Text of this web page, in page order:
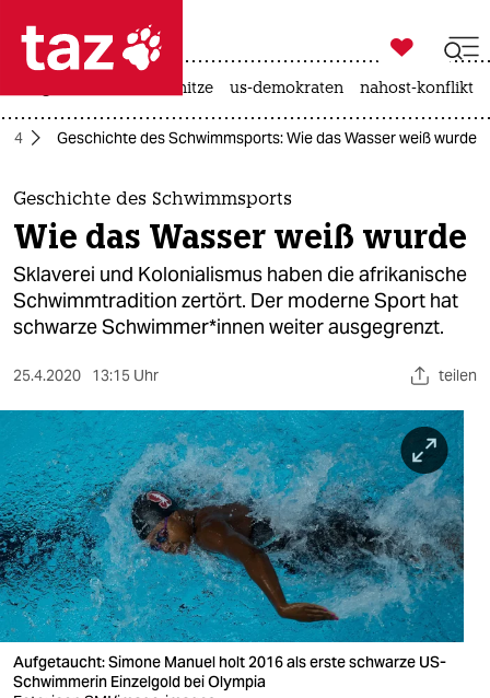
 taz zahl ich
taz zahl ich
themen
politik
öko
sport
berlin
nord
wahrheit
verlag
verlag

taz zahl ich
hitze us-demokraten nahost-konflikt
Geschichte des Schwimmsports: Wie das Wasser weiß wurde
Geschichte des Schwimmsports
Wie das Wasser weiß wurde
Sklaverei und Kolonialismus haben die afrikanische
Schwimmtradition zertört. Der moderne Sport hat
schwarze Schwimmer*innen weiter ausgegrenzt.
25.4.2020 13:15 Uhr teilen
Aufgetaucht: Simone Manuel holt 2016 als erste schwarze US-
Schwimmerin Einzelgold bei Olympia